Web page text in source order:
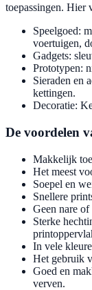
toepassingen. Hier
Speelgoed:
voertuigen,
Gadgets:
Prototypen:
Sieraden en
kettingen.
Decoratie:
De voordelen
Makkelijk
Het meest
Soepel en
Snellere
Geen nare
Sterke
In vele
Het gebruik
Goed en
verven.